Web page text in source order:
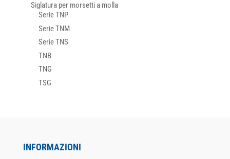
Siglatura per morsetti a molla
Serie TNP
Serie TNM
Serie TNS
TNB
TNG
TSG
INFORMAZIONI